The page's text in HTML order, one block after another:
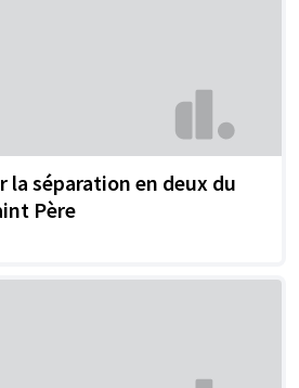
la séparation en deux du
Père